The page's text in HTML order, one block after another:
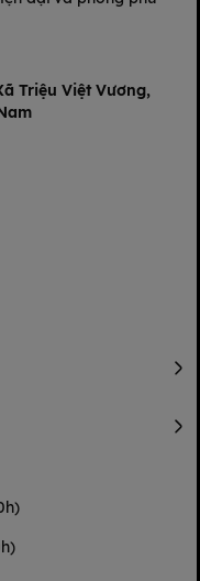
Triệu Việt Vương,